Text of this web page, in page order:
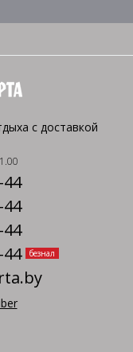
с доставкой
безнал